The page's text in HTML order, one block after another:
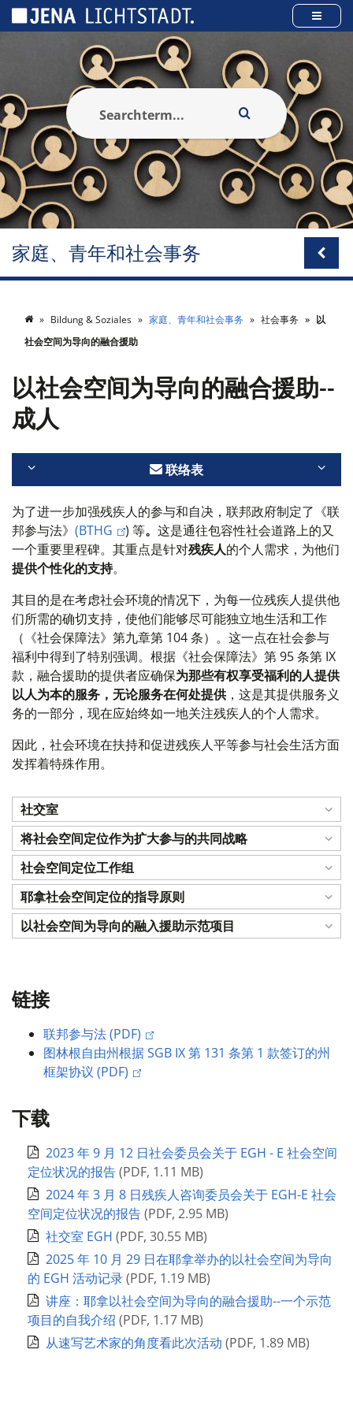
家庭、青年和社会事务
Bildung & Soziales 家庭、青年和社会事务 社会事务
以
社会空间为导向的融合援助
以社会空间为导向的融合援助--
成人
联络表
为了进一步加强残疾人的参与和自决，联邦政府制定了《联
邦参与法》 (BTHG ) 等。这是通往包容性社会道路上的又
一个重要里程碑。其重点是针对残疾人的个人需求，为他们
提供个性化的支持。
其目的是在考虑社会环境的情况下，为每一位残疾人提供他
们所需的确切支持，使他们能够尽可能独立地生活和工作
（《社会保障法》第九章第 104 条）。这一点在社会参与
福利中得到了特别强调。根据《社会保障法》第 95 条第 IX
款，融合援助的提供者应确保为那些有权享受福利的人提供
以人为本的服务，无论服务在何处提供，这是其提供服务义
务的一部分，现在应始终如一地关注残疾人的个人需求。
因此，社会环境在扶持和促进残疾人平等参与社会生活方面
发挥着特殊作用。
社交室
将社会空间定位作为扩大参与的共同战略
社会空间定位工作组
耶拿社会空间定位的指导原则
以社会空间为导向的融入援助示范项目
链接
联邦参与法 (PDF)
图林根自由州根据 SGB IX 第 131 条第 1 款签订的州
框架协议 (PDF)
下载
2023 年 9 月 12 日社会委员会关于 EGH - E 社会空间
定位状况的报告(PDF, 1.11 MB)
2024 年 3 月 8 日残疾人咨询委员会关于 EGH-E 社会
空间定位状况的报告(PDF, 2.95 MB)
社交室 EGH (PDF, 30.55 MB)
2025 年 10 月 29 日在耶拿举办的以社会空间为导向
的 EGH 活动记录(PDF, 1.19 MB)
讲座：耶拿以社会空间为导向的融合援助--一个示范
项目的自我介绍 (PDF, 1.17 MB)
从速写艺术家的角度看此次活动 (PDF, 1.89 MB)
Cookies management panel